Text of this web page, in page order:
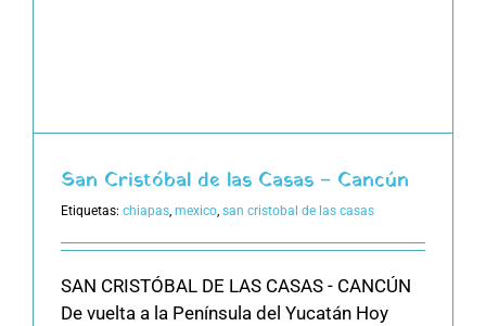
San Cristóbal de las Casas – Cancún
Etiquetas: chiapas, mexico, san cristobal de las casas
SAN CRISTÓBAL DE LAS CASAS - CANCÚN
De vuelta a la Península del Yucatán Hoy